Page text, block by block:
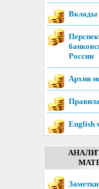
Вклады
России
Архив
English